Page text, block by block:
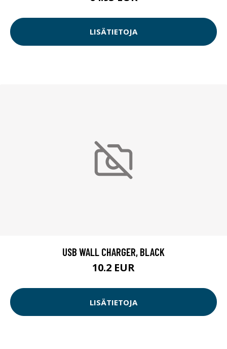
LISÄTIETOJA
USB WALL CHARGER, BLACK
10.2 EUR
LISÄTIETOJA